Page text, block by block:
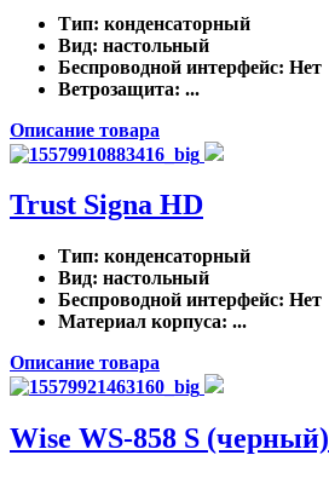
Тип: конденсаторный
Вид: настольный
Беспроводной интерфейс: Нет
Ветрозащита: ...
Описание товара
Trust Signa HD
Тип: конденсаторный
Вид: настольный
Беспроводной интерфейс: Нет
Материал корпуса: ...
Описание товара
Wise WS-858 S (черный)